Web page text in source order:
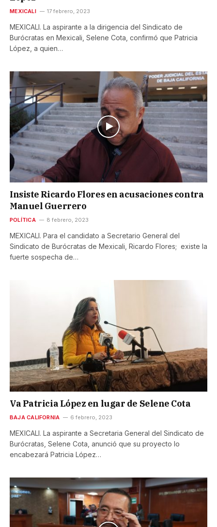
MEXICALI 17 febrero, 2023
MEXICALI. La aspirante a la dirigencia del Sindicato de
Burócratas en Mexicali, Selene Cota, confirmó que Patricia
López, a quien…
Insiste Ricardo Flores en acusaciones contra
Manuel Guerrero
POLÍTICA 8 febrero, 2023
MEXICALI. Para el candidato a Secretario General del
Sindicato de Burócratas de Mexicali, Ricardo Flores; existe la
fuerte sospecha de…
Va Patricia López en lugar de Selene Cota
BAJA CALIFORNIA 6 febrero, 2023
MEXICALI. La aspirante a Secretaria General del Sindicato de
Burócratas, Selene Cota, anunció que su proyecto lo
encabezará Patricia López…